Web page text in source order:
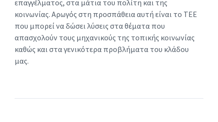
επαγγέλματος, στα μάτια του πολίτη και της
κοινωνίας. Αρωγός στη προσπάθεια αυτή είναι το ΤΕΕ
που μπορεί να δώσει λύσεις στα θέματα που
απασχολούν τους μηχανικούς της τοπικής κοινωνίας
καθώς και στα γενικότερα προβλήματα του κλάδου
μας.